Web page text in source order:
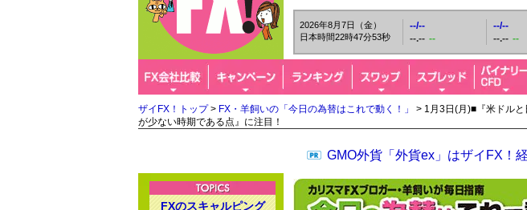
2026年8月7日（金）
日本時間22時47分54秒
--/--
--.-- --
--/--
--.-- --
ザイFX！トップ> FX・羊飼いの「今日の為替はこれで動く！」
> 1月3日(月)■『米ドル
が少ない時期である点』に注目！
GMO外貨「外貨ex」はザイFX！
FXのスキャルピング